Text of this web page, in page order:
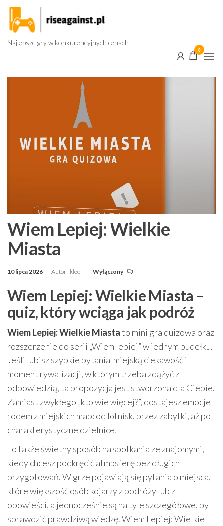
Przejdź
treści
Najlepsze gry w konkurencyjnych cenach
0
Wiem Lepiej: Wielkie
Miasta
10 lipca 2026 Autor kleo Wyłączony
Wiem Lepiej: Wielkie Miasta –
quiz, który wciąga jak podróż
Wiem Lepiej: Wielkie Miastato mini gra quizowa oraz
rozszerzenie do serii „Wiem lepiej” w jednym pudełku.
Jeśli lubisz szybkie pytania, miejską ciekawość i
moment rywalizacji, w którym trzeba zdążyć z
odpowiedzią, ta propozycja jest stworzona dla Ciebie.
Zamiast zwykłego „kto wie więcej?”, dostajesz emocje
rodem z miejskich map: od lotnisk, przez zabytki, aż po
charakterystyczne dzielnice.
To także świetny sposób na spotkania ze znajomymi,
kiedy chcesz podkręcić atmosferę bez długich
przygotowań. W grze pojawiają się pytania o miejsca,
które większość osób kojarzy z podróży lub z
opowieści, a jednocześnie są na tyle szczegółowe, by
sprawdzić prawdziwą wiedzę. Wiem Lepiej: Wielkie